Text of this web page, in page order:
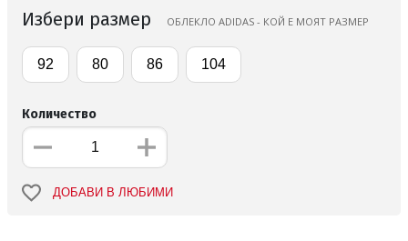
Избери размер ОБЛЕКЛО ADIDAS - КОЙ Е МОЯТ РАЗМЕР
92 80 86 104
Количество
ДОБАВИ В ЛЮБИМИ